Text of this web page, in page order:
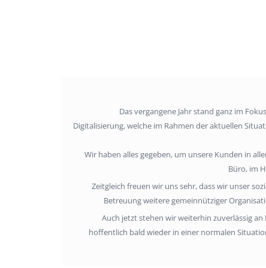
Das vergangene Jahr stand ganz im
Digitalisierung, welche im Rahmen der aktuellen
Wir haben alles gegeben, um unsere Kunden in
Büro, im
Zeitgleich freuen wir uns sehr, dass wir unser
Betreuung weitere gemeinnütziger
Auch jetzt stehen wir weiterhin zuverlässig an
hoffentlich bald wieder in einer normalen